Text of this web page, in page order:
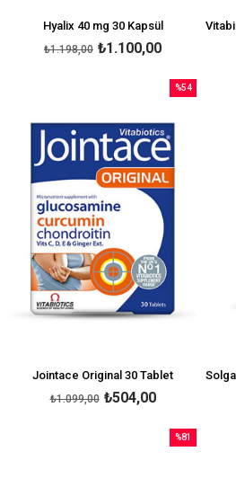
Hyalix 40 mg 30 Kapsül
₺1.100,00
₺1.198,00
Jointace Original 30 Tablet
₺504,00
₺1.099,00
%54
%54İndirim
%81